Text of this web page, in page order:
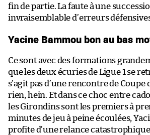
fin de partie. La faute à une
invraisemblable d’erreurs
Yacine Bammou bon au bas
Ce sont avec des formations
que les deux écuries de Ligue 1 se
s’agit pas d’une rencontre de Coupe
rien, hein. Et dans ce choc entre
les Girondins sont les premiers à
minutes de jeu à peine écoulées,
profite d’une relance catastrophique